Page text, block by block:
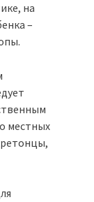
на
–
местных